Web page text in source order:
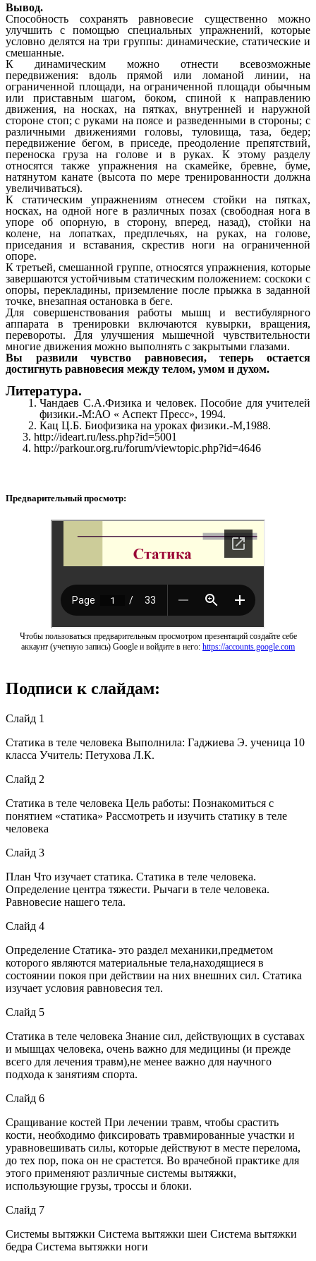
Вывод.
Способность сохранять равновесие существенно можно
улучшить с помощью специальных упражнений, которые
условно делятся на три группы: динамические, статические и
смешанные.
К динамическим можно отнести всевозможные
передвижения: вдоль прямой или ломаной линии, на
ограниченной площади, на ограниченной площади обычным
или приставным шагом, боком, спиной к направлению
движения, на носках, на пятках, внутренней и наружной
стороне стоп; с руками на поясе и разведенными в стороны; с
различными движениями головы, туловища, таза, бедер;
передвижение бегом, в приседе, преодоление препятствий,
переноска груза на голове и в руках. К этому разделу
относятся также упражнения на скамейке, бревне, буме,
натянутом канате (высота по мере тренированности должна
увеличиваться).
К статическим упражнениям отнесем стойки на пятках,
носках, на одной ноге в различных позах (свободная нога в
упоре об опорную, в сторону, вперед, назад), стойки на
колене, на лопатках, предплечьях, на руках, на голове,
приседания и вставания, скрестив ноги на ограниченной
опоре.
К третьей, смешанной группе, относятся упражнения, которые
завершаются устойчивым статическим положением: соскоки с
опоры, перекладины, приземление после прыжка в заданной
точке, внезапная остановка в беге.
Для совершенствования работы мышц и вестибулярного
аппарата в тренировки включаются кувырки, вращения,
перевороты. Для улучшения мышечной чувствительности
многие движения можно выполнять с закрытыми глазами.
Вы развили чувство равновесия, теперь остается
достигнуть равновесия между телом, умом и духом.
Литература.
Чандаев С.А.Физика и человек. Пособие для учителей
физики.-М:АО « Аспект Пресс», 1994.
Кац Ц.Б. Биофизика на уроках физики.-М,1988.
3. http://ideart.ru/less.php?id=5001
4. http://parkour.org.ru/forum/viewtopic.php?id=4646
Предварительный просмотр:
Чтобы пользоваться предварительным просмотром презентаций создайте себе
аккаунт (учетную запись) Google и войдите в него: https://accounts.google.com
Подписи к слайдам:
Слайд 1
Статика в теле человека Выполнила: Гаджиева Э. ученица 10
класса Учитель: Петухова Л.К.
Слайд 2
Статика в теле человека Цель работы: Познакомиться с
понятием «статика» Рассмотреть и изучить статику в теле
человека
Слайд 3
План Что изучает статика. Статика в теле человека.
Определение центра тяжести. Рычаги в теле человека.
Равновесие нашего тела.
Слайд 4
Определение Статика- это раздел механики,предметом
которого являются материальные тела,находящиеся в
состоянии покоя при действии на них внешних сил. Статика
изучает условия равновесия тел.
Слайд 5
Статика в теле человека Знание сил, действующих в суставах
и мышцах человека, очень важно для медицины (и прежде
всего для лечения травм),не менее важно для научного
подхода к занятиям спорта.
Слайд 6
Сращивание костей При лечении травм, чтобы срастить
кости, необходимо фиксировать травмированные участки и
уравновешивать силы, которые действуют в месте перелома,
до тех пор, пока он не срастется. Во врачебной практике для
этого применяют различные системы вытяжки,
использующие грузы, троссы и блоки.
Слайд 7
Системы вытяжки Система вытяжки шеи Система вытяжки
бедра Система вытяжки ноги